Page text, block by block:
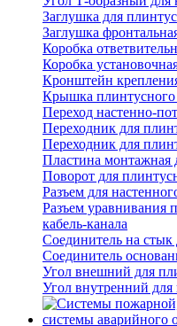
Заглушка для
Заглушка
Коробка
Коробка
Кронштейн
Крышка плинтусного
Переход настенно-
Переходник для
Переходник для
Пластина монтажная
Поворот для
Разъем для
Разъем уравнивания
кабель-канала
Соединитель на стык
Соединитель
Угол внешний для
Угол внутренний для